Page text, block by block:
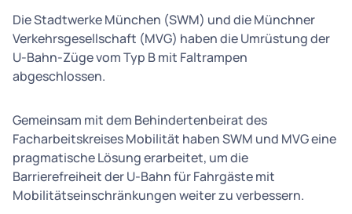
Die Stadtwerke München (SWM) und die Münchner
Verkehrsgesellschaft (MVG) haben die Umrüstung der
U-Bahn-Züge vom Typ B mit Faltrampen
abgeschlossen.
Gemeinsam mit dem Behindertenbeirat des
Facharbeitskreises Mobilität haben SWM und MVG eine
pragmatische Lösung erarbeitet, um die
Barrierefreiheit der U-Bahn für Fahrgäste mit
Mobilitätseinschränkungen weiter zu verbessern.